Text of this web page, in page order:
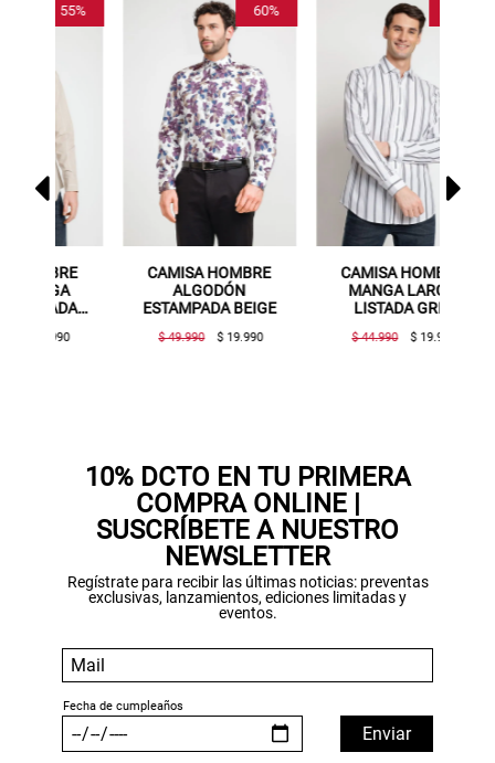
60%
CAMISA HOMBRE
ALGODÓN
ESTAMPADA BEIGE
$ 49.990 $ 19.990
55%
CAMISA HOMBRE
MANGA LARGA
LISTADA GRIS
$ 44.990 $ 19.990
10% DCTO EN TU PRIMERA
COMPRA ONLINE |
SUSCRÍBETE A NUESTRO
NEWSLETTER
Regístrate para recibir las últimas noticias: preventas
exclusivas, lanzamientos, ediciones limitadas y
eventos.